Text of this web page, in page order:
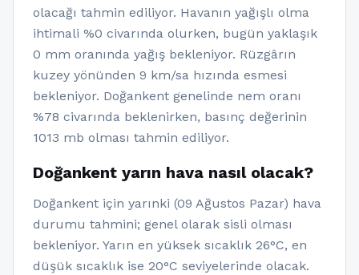
olacağı tahmin ediliyor. Havanın yağışlı olma
ihtimali %0 civarında olurken, bugün yaklaşık
0 mm oranında yağış bekleniyor. Rüzgârın
kuzey yönünden 9 km/sa hızında esmesi
bekleniyor. Doğankent genelinde nem oranı
%78 civarında beklenirken, basınç değerinin
1013 mb olması tahmin ediliyor.
Doğankent yarın hava nasıl olacak?
Doğankent için yarınki (09 Ağustos Pazar) hava
durumu tahmini; genel olarak sisli olması
bekleniyor. Yarın en yüksek sıcaklık 26°C, en
düşük sıcaklık ise 20°C seviyelerinde olacak.